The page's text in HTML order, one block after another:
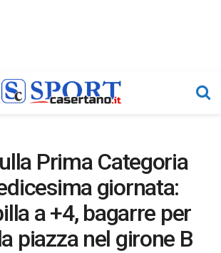
Prima Categoria
giornata:
a +4, bagarre per
piazza nel girone B